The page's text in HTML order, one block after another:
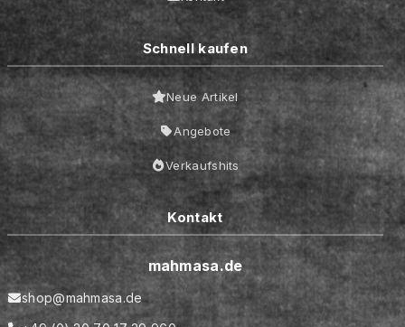
Schnell kaufen
Neue Artikel
Angebote
Verkaufshits
Kontakt
mahmasa.de
shop@mahmasa.de